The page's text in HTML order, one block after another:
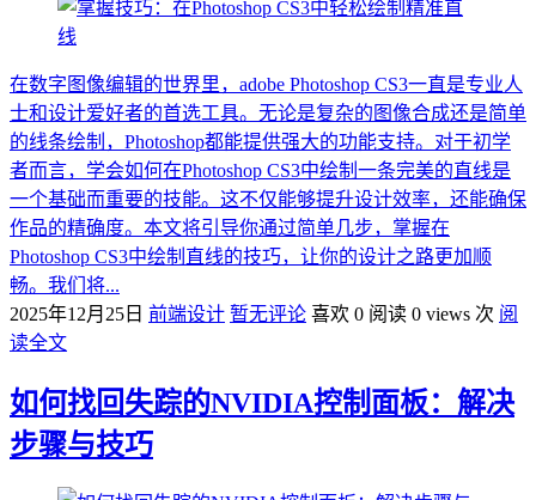
在数字图像编辑的世界里，adobe Photoshop CS3一直是专业人
士和设计爱好者的首选工具。无论是复杂的图像合成还是简单
的线条绘制，Photoshop都能提供强大的功能支持。对于初学
者而言，学会如何在Photoshop CS3中绘制一条完美的直线是
一个基础而重要的技能。这不仅能够提升设计效率，还能确保
作品的精确度。本文将引导你通过简单几步，掌握在
Photoshop CS3中绘制直线的技巧，让你的设计之路更加顺
畅。我们将...
2025年12月25日 前端设计 暂无评论 喜欢 0 阅读 0 views 次 阅
读全文
如何找回失踪的NVIDIA控制面板：解决
步骤与技巧